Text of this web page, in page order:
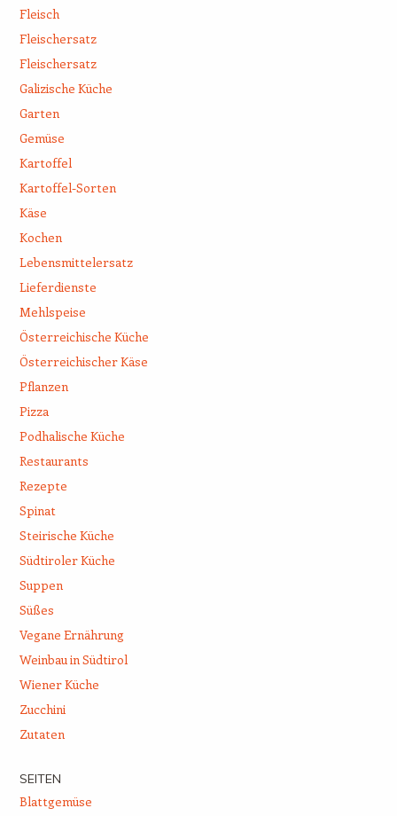
Fleisch
Fleischersatz
Fleischersatz
Galizische Küche
Garten
Gemüse
Kartoffel
Kartoffel-Sorten
Käse
Kochen
Lebensmittelersatz
Lieferdienste
Mehlspeise
Österreichische Küche
Österreichischer Käse
Pflanzen
Pizza
Podhalische Küche
Restaurants
Rezepte
Spinat
Steirische Küche
Südtiroler Küche
Suppen
Süßes
Vegane Ernährung
Weinbau in Südtirol
Wiener Küche
Zucchini
Zutaten
SEITEN
Blattgemüse